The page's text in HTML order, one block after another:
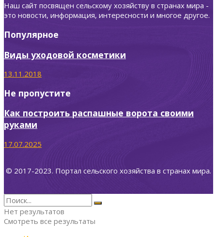
Наш сайт посвящен сельскому хозяйству в странах мира -
это новости, информация, интересности и многое другое.
Популярное
Виды уходовой косметики
13.11.2018
Не пропустите
Как построить распашные ворота своими
руками
17.07.2025
© 2017-2023. Портал сельского хозяйства в странах мира.
Нет результатов
Смотреть все результаты